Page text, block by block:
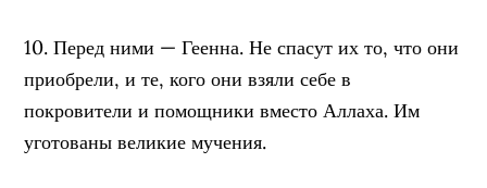
10. Перед ними — Геенна. Не спасут их то, что они
приобрели, и те, кого они взяли себе в
покровители и помощники вместо Аллаха. Им
уготованы великие мучения.